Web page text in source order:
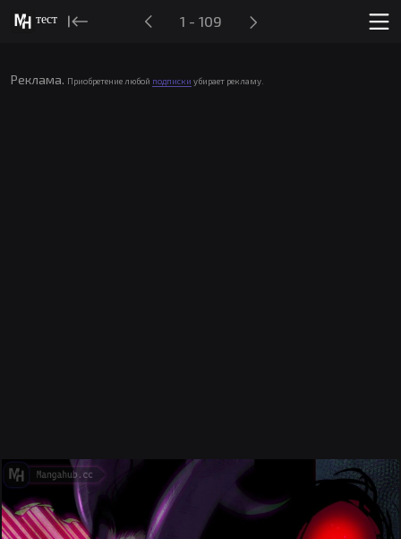
тест 1 - 109
Реклама. Приобретение любой подписки убирает рекламу.